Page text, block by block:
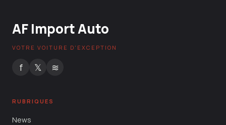
AF Import Auto
VOTRE VOITURE D'EXCEPTION
f 𝕏 ≋
RUBRIQUES
News